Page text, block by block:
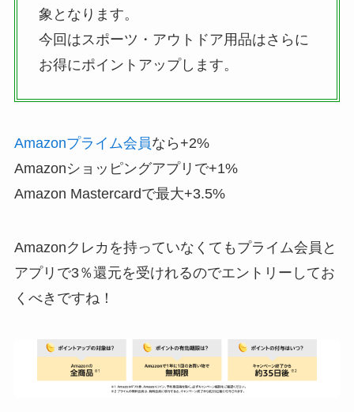
象となります。
今回はスポーツ・アウトドア用品はさらに
お得にポイントアップします。
Amazonプライム会員なら+2%
Amazonショッピングアプリで+1%
Amazon Mastercardで最大+3.5%
Amazonクレカを持っていなくてもプライム会員と
アプリで3％還元を受けれるのでエントリーしてお
くべきですね！